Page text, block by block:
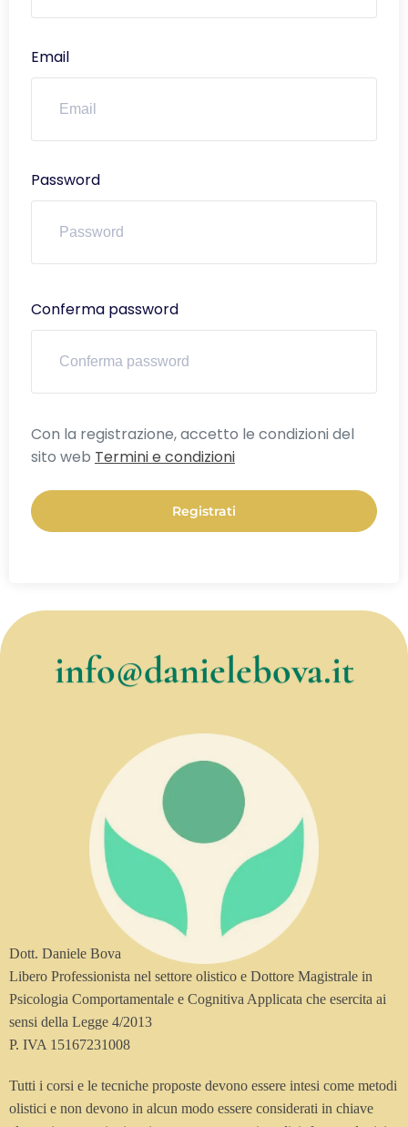
Email
Password
Conferma password
Alternative:
Con la registrazione, accetto le condizioni del
sito web Termini e condizioni
Registrati
info@danielebova.it
Dott. Daniele Bova
Libero Professionista nel settore olistico e Dottore Magistrale in
Psicologia Comportamentale e Cognitiva Applicata che esercita ai
sensi della Legge 4/2013
P. IVA 15167231008
Tutti i corsi e le tecniche proposte devono essere intesi come metodi
olistici e non devono in alcun modo essere considerati in chiave